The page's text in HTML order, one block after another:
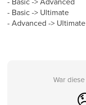
- Basic -> Ultimate
-Advanced -> Ultimate
War